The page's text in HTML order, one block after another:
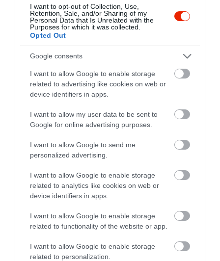
I want to opt-out of Collection, Use,
Retention, Sale, and/or Sharing of my
Personal Data that Is Unrelated with the
Purposes for which it was collected.
Opted Out
Google consents
I want to allow Google to enable storage
related to advertising like cookies on web or
device identifiers in apps.
I want to allow my user data to be sent to
Google for online advertising purposes.
I want to allow Google to send me
personalized advertising.
I want to allow Google to enable storage
related to analytics like cookies on web or
device identifiers in apps.
I want to allow Google to enable storage
related to functionality of the website or app.
I want to allow Google to enable storage
related to personalization.
Értékelések
5.0
Összesen 5
5 5
4 0
3 0
2 0
1 0
Bennett Eliza
2019. Augusztus 31.
Nagyon figyelmes kiszolgálás,
extra finom ételek, csodás
legkisebb gyerek először evett
steaket, különös gonddal
odafigyelt a pincér arra is,
hogy ebben segítse. Nagy